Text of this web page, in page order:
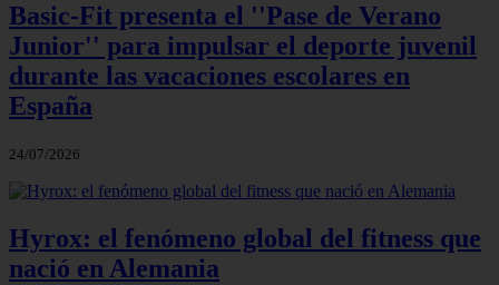
Basic-Fit presenta el ''Pase de Verano
Junior'' para impulsar el deporte juvenil
durante las vacaciones escolares en
España
24/07/2026
Hyrox: el fenómeno global del fitness que
nació en Alemania